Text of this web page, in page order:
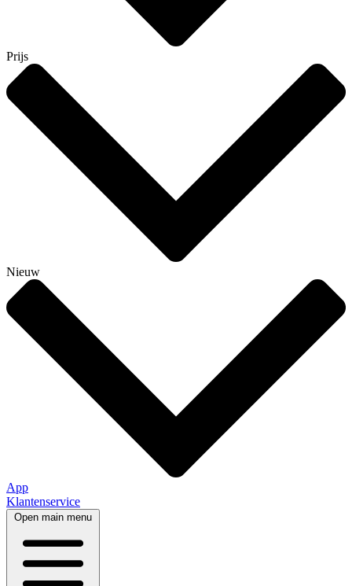
Prijs
Nieuw
App
Klantenservice
Open main menu